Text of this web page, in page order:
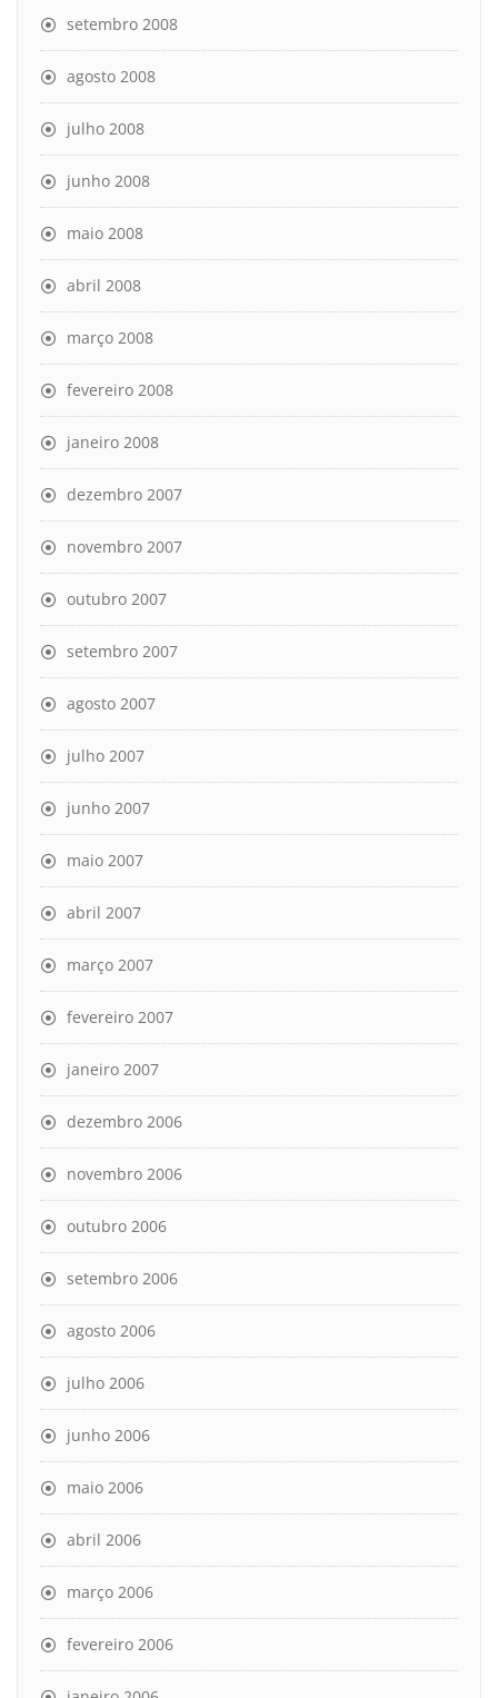
setembro 2008
agosto 2008
julho 2008
junho 2008
maio 2008
abril 2008
março 2008
fevereiro 2008
janeiro 2008
dezembro 2007
novembro 2007
outubro 2007
setembro 2007
agosto 2007
julho 2007
junho 2007
maio 2007
abril 2007
março 2007
fevereiro 2007
janeiro 2007
dezembro 2006
novembro 2006
outubro 2006
setembro 2006
agosto 2006
julho 2006
junho 2006
maio 2006
abril 2006
março 2006
fevereiro 2006